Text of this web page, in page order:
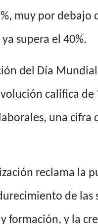
muy por debajo
supera el 40%.
del Día
califica de
una
reclama la
de
formación, y la